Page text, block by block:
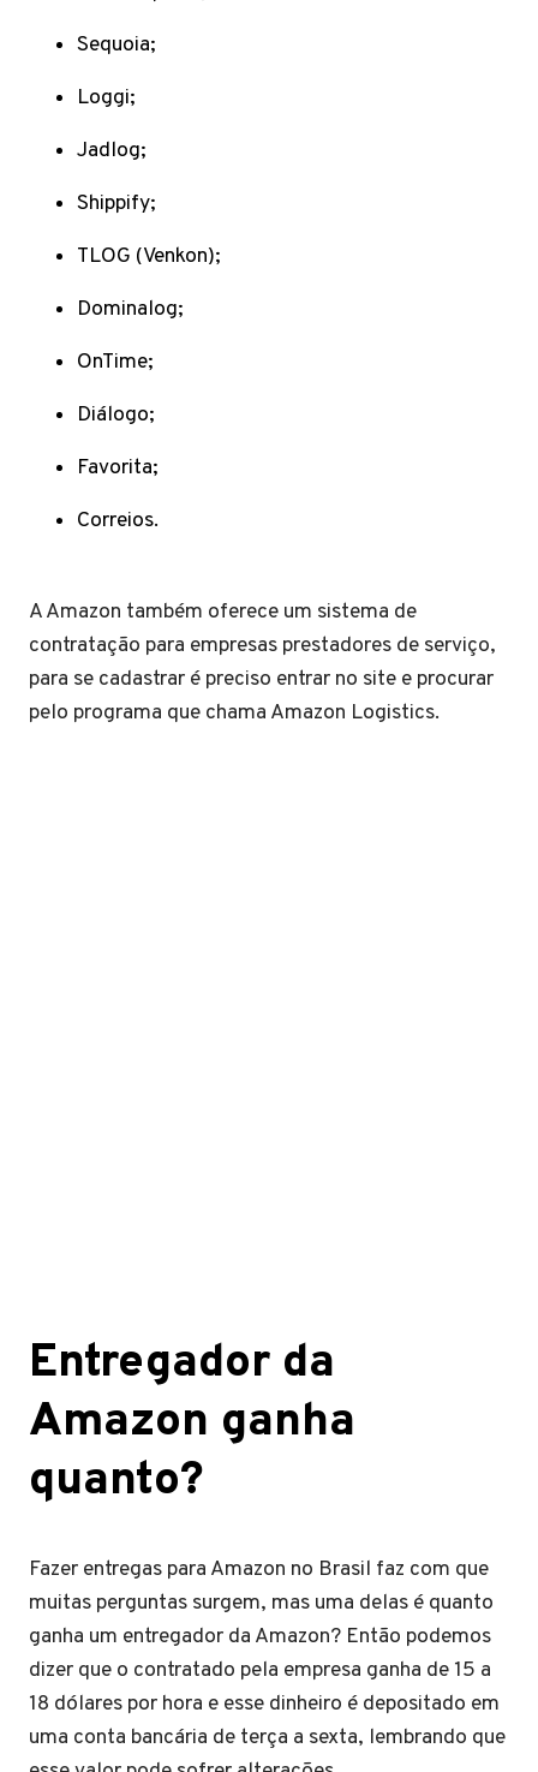
Sequoia;
Loggi;
Jadlog;
Shippify;
TLOG (Venkon);
Dominalog;
OnTime;
Diálogo;
Favorita;
Correios.
A Amazon também oferece um sistema de
contratação para empresas prestadores de serviço,
para se cadastrar é preciso entrar no site e procurar
pelo programa que chama Amazon Logistics.
Entregador da
Amazon ganha
quanto?
Fazer entregas para Amazon no Brasil faz com que
muitas perguntas surgem, mas uma delas é quanto
ganha um entregador da Amazon? Então podemos
dizer que o contratado pela empresa ganha de 15 a
18 dólares por hora e esse dinheiro é depositado em
uma conta bancária de terça a sexta, lembrando que